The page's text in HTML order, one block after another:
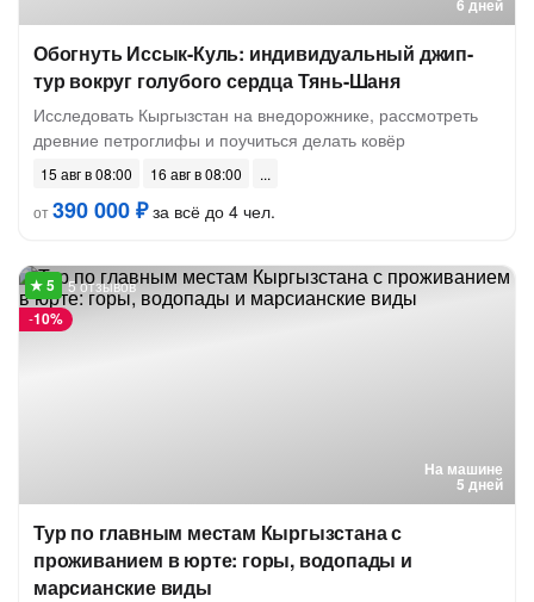
6 дней
Обогнуть Иссык-Куль: индивидуальный джип-
тур вокруг голубого сердца Тянь-Шаня
Исследовать Кыргызстан на внедорожнике, рассмотреть
древние петроглифы и поучиться делать ковёр
15 авг в 08:00
16 авг в 08:00
от390 000 ₽за всё до 4 чел.
На машине
5 дней
-10%
5 отзывов
Тур по главным местам Кыргызстана с
проживанием в юрте: горы, водопады и
марсианские виды